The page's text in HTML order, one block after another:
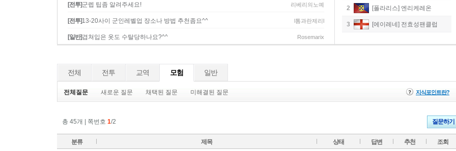
[전투]군렙 팁좀 알려주세요! 리베리의노예
[전투]13-20사이 군인레벨업 장소나 방법 추천좀요^^ l톰과란제리l
[일반]겹쳐입은 옷도 수탈당하나요?^^ Rosemarix
2 [폴라리스] 엔리케레온
3 [에이레네] 전효성팬클럽
전체 전투 교역 모험 일반
전체질문 새로운 질문 채택된 질문 미해결된 질문 지식포인트란?
총 45개 | 쪽번호 1/2 질문하기
분류 제목 상태 답변 추천
조회